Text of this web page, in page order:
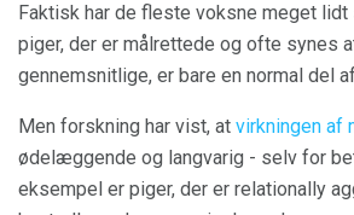
Faktisk har de fleste voksne meget
piger, der er målrettede og ofte synes
gennemsnitlige, er bare en normal del
Men forskning har vist, at virkningen af
ødelæggende og langvarig - selv for
eksempel er piger, der er relationally